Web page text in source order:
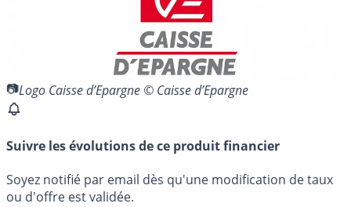
Logo Caisse d’Epargne © Caisse d’Epargne
Suivre les évolutions de ce produit financier
Soyez notifié par email dès qu'une modification de taux
ou d'offre est validée.